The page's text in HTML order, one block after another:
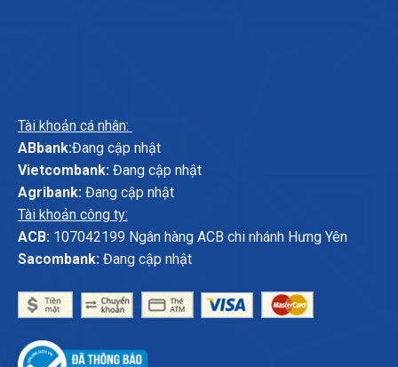
Tài khoản cá nhân:
ABbank:Đang cập nhật
Vietcombank:Đang cập nhật
Agribank:Đang cập nhật
Tài khoản công ty:
ACB:107042199 Ngân hàng ACB chi nhánh Hưng Yên
Sacombank:Đang cập nhật